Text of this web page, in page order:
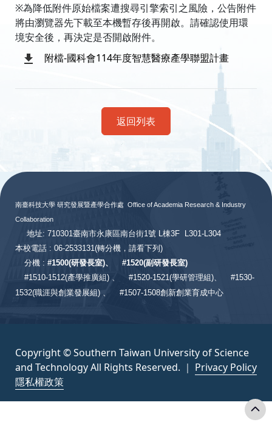
※為降低附件原始檔案遭搜尋引擎索引之風險，公告附件
將由瀏覽器先下載至本機暫存後再開啟。請確認使用環
境安全後，再決定是否開啟附件。
附檔-國科會114年度智慧醫療產學聯盟計畫
返回列表
南臺科技大學 研究發展暨產學合作處 Office of Academia Research & Industry
Collaboration
地址: 710301臺南市永康區南台街1號 L棟3F L301-L304
本校電話 : 06-2533131(轉分機，請看下列)
分機 : #1500(研發長室)、 #1520(副研發長室)
#1510-1512(產學推廣組) 、 #1520-1521(學研管理組)、
#1530-
1532(職涯與創業發展組) 、
#1507-1508創新創業育成中心
Copyright © Southern Taiwan University of Science
and Technology All Rights Reserved. ｜ Privacy Policy
隱私權政策